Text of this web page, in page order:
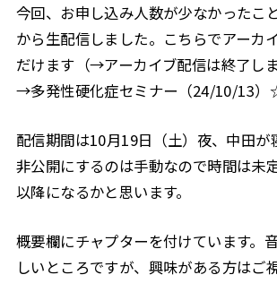
今回、お申し込み人数が少なかったこ
から生配信しました。こちらでアーカ
だけます（→アーカイブ配信は終了しま
→多発性硬化症セミナー（24/10/13
配信期間は10月19日（土）夜、中田が
非公開にするのは手動なので時間は未
以降になるかと思います。
概要欄にチャプターを付けています。
しいところですが、興味がある方はご